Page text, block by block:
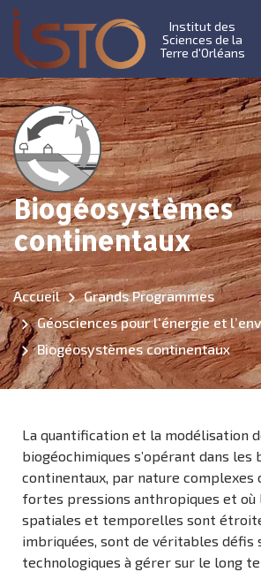
Institut des
Sciences de la
Terre d'Orléans
Biogéosystèmes
continentaux
Accueil
Grands Programmes
Géosciences pour l’énergie et
Biogéosystèmes continentaux
La quantification et la modélisation
biogéochimiques s’opérant dans les
continentaux, par nature complexes
fortes pressions anthropiques et où
spatiales et temporelles sont
imbriquées, sont de véritables défis
technologiques à gérer sur le long